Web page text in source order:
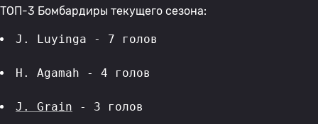
ТОП-3 Бомбардиры текущего сезона:
J. Luyinga - 7 голов
H. Agamah - 4 голов
J. Grain - 3 голов